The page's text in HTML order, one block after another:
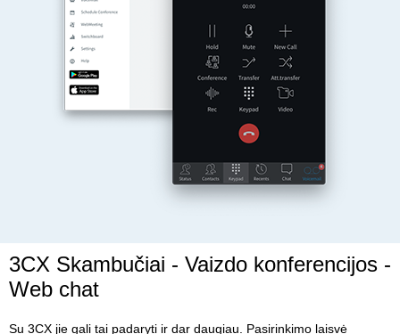
3CX Skambučiai - Vaizdo konferencijos -
Web chat
Su 3CX jie gali tai padaryti ir dar daugiau. Pasirinkimo laisvė